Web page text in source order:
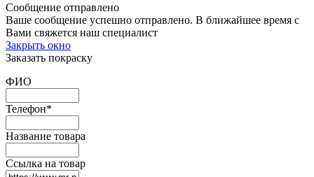
Сообщение отправлено
Ваше сообщение успешно отправлено. В ближайшее время с
Вами свяжется наш специалист
Закрыть окно
Заказать покраску
ФИО
Телефон*
Название товара
Ссылка на товар